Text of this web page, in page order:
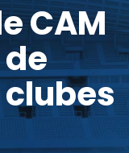
CAM